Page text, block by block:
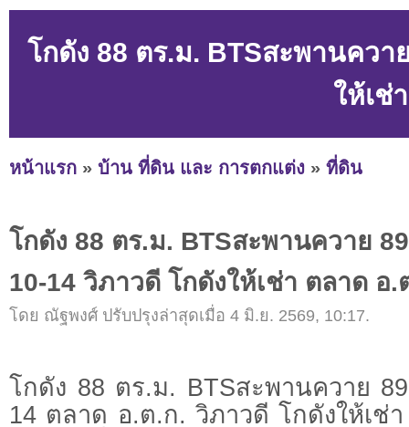
โกดัง 88 ตร.ม. BTSสะพานควา
ให้เช่
หน้าแรก » บ้าน ที่ดิน และ การตกแต่ง » ที่ดิน
โกดัง 88 ตร.ม. BTSสะพานควาย
10-14 วิภาวดี โกดังให้เช่า ตลาด อ.
โดย ณัฐพงศ์ ปรับปรุงล่าสุดเมื่อ 4 มิ.ย. 2569, 10:17.
โกดัง 88 ตร.ม. BTSสะพานควาย
14 ตลาด อ.ต.ก. วิภาวดี โกดังให้เช่า